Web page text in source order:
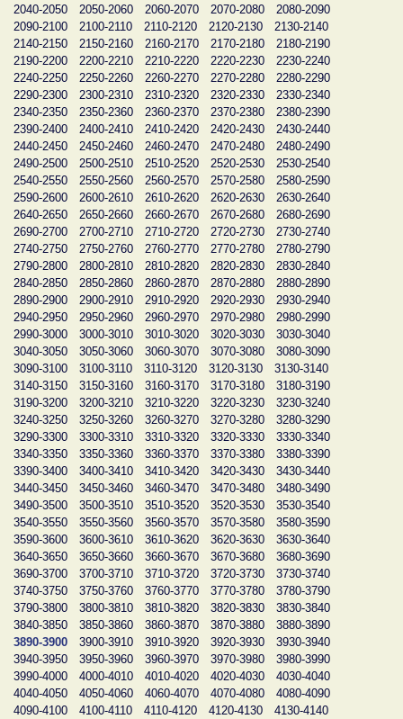
2040-2050
2050-2060 2060-2070 2070-2080
2080-2090
2090-2100
2100-2110 2110-2120 2120-2130
2130-2140
2140-2150
2150-2160 2160-2170 2170-2180
2180-2190
2190-2200
2200-2210 2210-2220 2220-2230
2230-2240
2240-2250
2250-2260 2260-2270 2270-2280
2280-2290
2290-2300
2300-2310 2310-2320 2320-2330
2330-2340
2340-2350
2350-2360 2360-2370 2370-2380
2380-2390
2390-2400
2400-2410 2410-2420 2420-2430
2430-2440
2440-2450
2450-2460 2460-2470 2470-2480
2480-2490
2490-2500
2500-2510 2510-2520 2520-2530
2530-2540
2540-2550
2550-2560 2560-2570 2570-2580
2580-2590
2590-2600
2600-2610 2610-2620 2620-2630
2630-2640
2640-2650
2650-2660 2660-2670 2670-2680
2680-2690
2690-2700
2700-2710 2710-2720 2720-2730
2730-2740
2740-2750
2750-2760 2760-2770 2770-2780
2780-2790
2790-2800
2800-2810 2810-2820 2820-2830
2830-2840
2840-2850
2850-2860 2860-2870 2870-2880
2880-2890
2890-2900
2900-2910 2910-2920 2920-2930
2930-2940
2940-2950
2950-2960 2960-2970 2970-2980
2980-2990
2990-3000
3000-3010 3010-3020 3020-3030
3030-3040
3040-3050
3050-3060 3060-3070 3070-3080
3080-3090
3090-3100
3100-3110 3110-3120 3120-3130
3130-3140
3140-3150
3150-3160 3160-3170 3170-3180
3180-3190
3190-3200
3200-3210 3210-3220 3220-3230
3230-3240
3240-3250
3250-3260 3260-3270 3270-3280
3280-3290
3290-3300
3300-3310 3310-3320 3320-3330
3330-3340
3340-3350
3350-3360 3360-3370 3370-3380
3380-3390
3390-3400
3400-3410 3410-3420 3420-3430
3430-3440
3440-3450
3450-3460 3460-3470 3470-3480
3480-3490
3490-3500
3500-3510 3510-3520 3520-3530
3530-3540
3540-3550
3550-3560 3560-3570 3570-3580
3580-3590
3590-3600
3600-3610 3610-3620 3620-3630
3630-3640
3640-3650
3650-3660 3660-3670 3670-3680
3680-3690
3690-3700
3700-3710 3710-3720 3720-3730
3730-3740
3740-3750
3750-3760 3760-3770 3770-3780
3780-3790
3790-3800
3800-3810 3810-3820 3820-3830
3830-3840
3840-3850
3850-3860 3860-3870 3870-3880
3880-3890
3890-3900
3900-3910 3910-3920 3920-3930
3930-3940
3940-3950
3950-3960 3960-3970 3970-3980
3980-3990
3990-4000
4000-4010 4010-4020 4020-4030
4030-4040
4040-4050
4050-4060 4060-4070 4070-4080
4080-4090
4090-4100
4100-4110 4110-4120 4120-4130
4130-4140